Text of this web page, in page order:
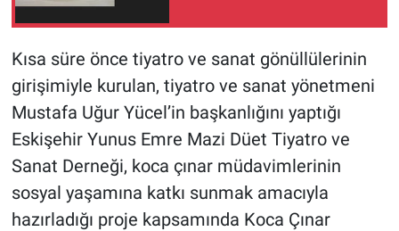
Kısa süre önce tiyatro ve sanat gönüllülerinin
girişimiyle kurulan, tiyatro ve sanat yönetmeni
Mustafa Uğur Yücel’in başkanlığını yaptığı
Eskişehir Yunus Emre Mazi Düet Tiyatro ve
Sanat Derneği, koca çınar müdavimlerinin
sosyal yaşamına katkı sunmak amacıyla
hazırladığı proje kapsamında Koca Çınar